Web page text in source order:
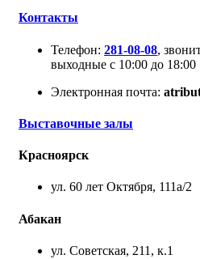
Контакты
Телефон: 281-08-08,
выходные с 10:00 до 18:00
Электронная почта:
Выставочные залы
Красноярск
ул. 60 лет Октября, 111а/2
Абакан
ул. Советская, 211, к.1